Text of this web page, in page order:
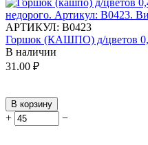
АРТИКУЛ: В0423
Горшок (КАШПО) д/цветов
В наличии
31.00 ₽
В корзину
+ −